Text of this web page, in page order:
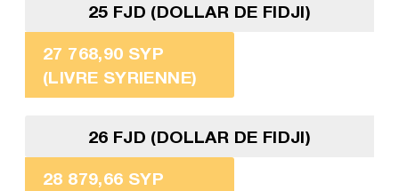
25 FJD (DOLLAR DE FIDJI)
27 768,90 SYP
(LIVRE SYRIENNE)
26 FJD (DOLLAR DE FIDJI)
28 879,66 SYP